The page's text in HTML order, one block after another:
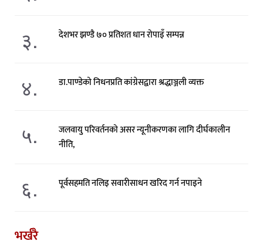
३. देशभर झण्डै ७० प्रतिशत धान रोपाइँ सम्पन्न
४. डा.पाण्डेको निधनप्रति कांग्रेसद्वारा श्रद्धाञ्जली व्यक्त
५.
जलवायु परिवर्तनको असर न्यूनीकरणका लागि दीर्घकालीन
नीति,
६. पूर्वसहमति नलिइ सवारीसाधन खरिद गर्न नपाइने
भर्खरै